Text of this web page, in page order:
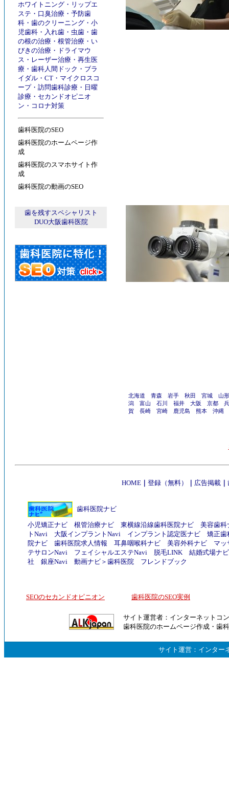
ホワイトニング ・ リップエ
ステ ・ 口臭治療 ・ 予防歯
科 ・ 歯のクリーニング ・ 小
児歯科 ・ 入れ歯 ・ 虫歯 ・ 歯
の根の治療 ・ 根管治療 ・ い
びきの治療 ・ ドライマウ
ス ・ レーザー治療 ・ 再生医
療 ・ 歯科人間ドック ・ ブラ
イダル ・ CT ・ マイクロスコ
ープ・ 訪問歯科診療 ・ 日曜
診療 ・ セカンドオピニオ
ン ・ コロナ対策
歯科医院のSEO
歯科医院のホームページ作
成
歯科医院のスマホサイト作
成
歯科医院の動画のSEO
歯を残すスペシャリスト
DUO大阪歯科医院
北海道 青森 岩手 秋田 宮城
山形
潟
富山 石川 福井 大阪 京都
賀
長崎 宮崎 鹿児島 熊本 沖縄
HOME｜ 登録（無料） 広告掲載｜
歯科医院ナビ
小児矯正ナビ 根管治療ナビ 東横線沿線歯科医院ナビ
美容歯科
トNavi
大阪インプラントNavi インプラント認定医ナビ
矯正歯
院ナビ
歯科医院求人情報 耳鼻咽喉科ナビ 美容外科ナビ
マッ
テサロンNavi
フェイシャルエステNavi 脱毛LINK
結婚式場ナビ
社
銀座Navi 動画ナビ ＞ 歯科医院 フレンドブック
SEOのセカンドオピニオン 歯科医院のSEO実例
サイト運営者： インターネットコ
歯科医院のホームページ作成 ・ 歯
サイト運営： インター